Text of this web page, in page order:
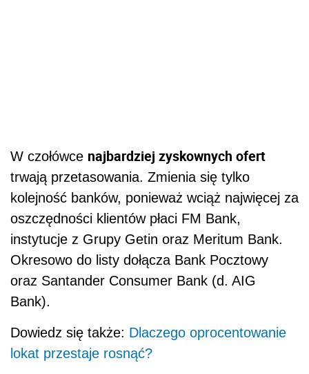
W czołówce najbardziej zyskownych ofert
trwają przetasowania. Zmienia się tylko
kolejność banków, ponieważ wciąż najwięcej za
oszczędności klientów płaci FM Bank,
instytucje z Grupy Getin oraz Meritum Bank.
Okresowo do listy dołącza Bank Pocztowy
oraz Santander Consumer Bank (d. AIG
Bank).
Dowiedz się także: Dlaczego oprocentowanie
lokat przestaje rosnąć?